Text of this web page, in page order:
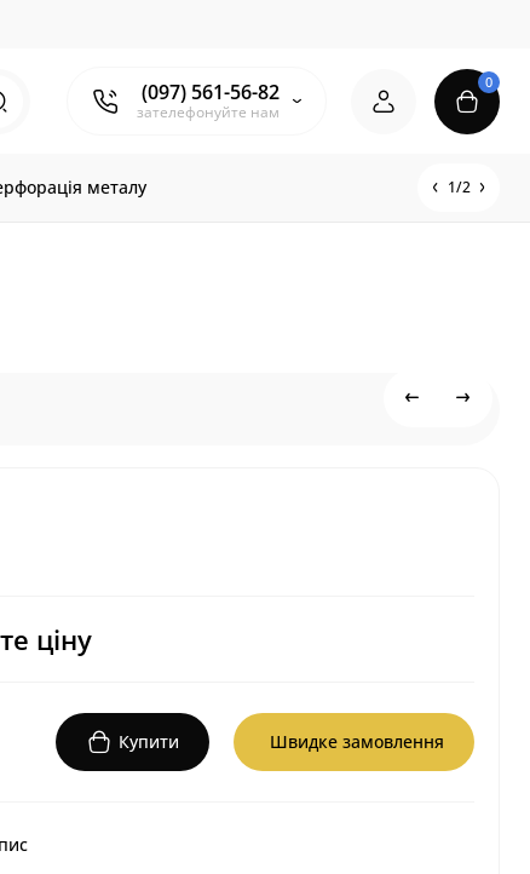
(097) 561-56-82
зателефонуйте нам
0
металу 1/2
ціну
Купити Швидке замовлення